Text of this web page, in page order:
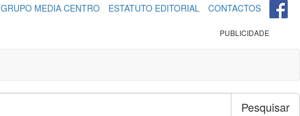
GRUPO MEDIA CENTRO ESTATUTO EDITORIAL CONTACTOS
PUBLICIDADE
Pesquisar